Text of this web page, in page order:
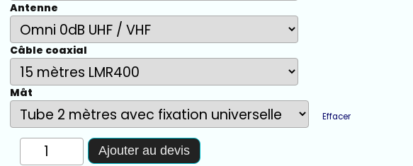
Antenne
Câble coaxial
Mât
Effacer
quantité
Ajouter au devis